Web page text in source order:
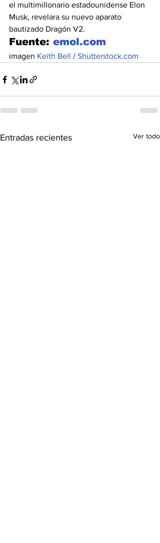
el multimillonario estadounidense Elon
Musk, revelara su nuevo aparato
bautizado Dragón V2.
Fuente: emol.com
imagen Keith Bell / Shutterstock.com
Entradas recientes Ver todo